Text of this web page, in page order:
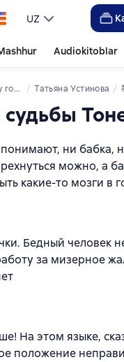
UZ
Audiokitoblar
Татьяна Устинова
судьбы
ни бабка,
можно, а
какие-то мозги в
Бедный человек
за мизерное
На этом языке,
положение